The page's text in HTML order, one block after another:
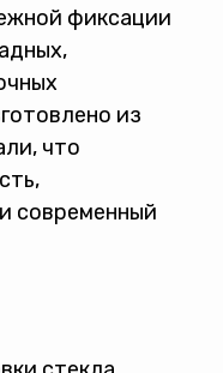
фиксации
из
что
современный